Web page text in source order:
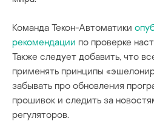
Команда Текон-Автоматики
рекомендации по проверке
Также следует добавить, что
применять принципы
забывать про обновления
прошивок и следить за
регуляторов.